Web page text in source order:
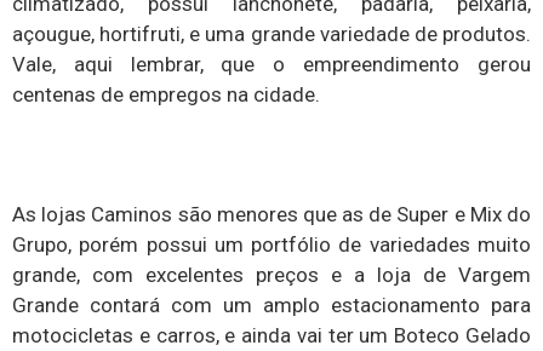
açougue, hortifruti, e uma grande variedade de produtos.
Vale, aqui lembrar, que o empreendimento gerou
centenas de empregos na cidade.
As lojas Caminos são menores que as de Super e Mix do
Grupo, porém possui um portfólio de variedades muito
grande, com excelentes preços e a loja de Vargem
Grande contará com um amplo estacionamento para
motocicletas e carros, e ainda vai ter um Boteco Gelado